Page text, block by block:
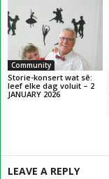
Community
Storie-konsert wat sê:
leef elke dag voluit – 2
JANUARY 2026
LEAVE A REPLY